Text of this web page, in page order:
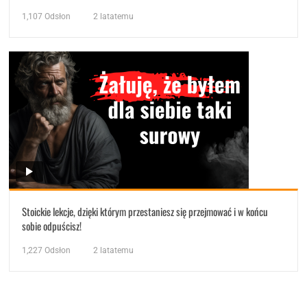
1,107 Odsłon 2 latatemu
Stoickie lekcje, dzięki którym przestaniesz się przejmować i w końcu
sobie odpuścisz!
1,227 Odsłon 2 latatemu